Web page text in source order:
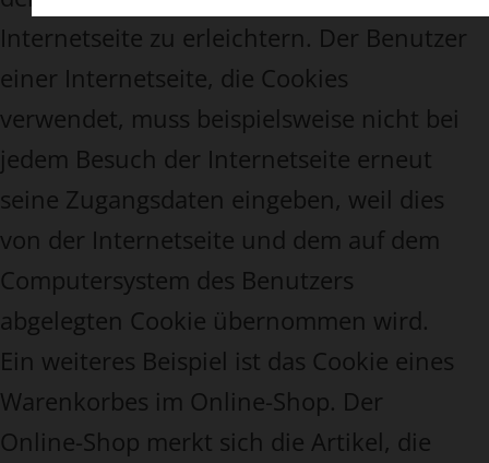
Internetseite zu erleichtern. Der Benutzer
einer Internetseite, die Cookies
verwendet, muss beispielsweise nicht bei
jedem Besuch der Internetseite erneut
seine Zugangsdaten eingeben, weil dies
von der Internetseite und dem auf dem
Computersystem des Benutzers
abgelegten Cookie übernommen wird.
Ein weiteres Beispiel ist das Cookie eines
Warenkorbes im Online-Shop. Der
Online-Shop merkt sich die Artikel, die